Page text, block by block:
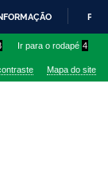
Ir para o rodapé 4
Mapa do site